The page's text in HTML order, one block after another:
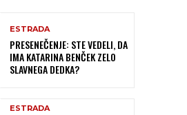
ESTRADA
PRESENEČENJE: STE VEDELI, DA
IMA KATARINA BENČEK ZELO
SLAVNEGA DEDKA?
ESTRADA